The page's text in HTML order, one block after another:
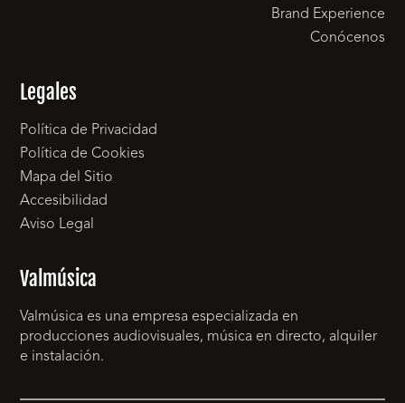
Brand Experience
Conócenos
Legales
Política de Privacidad
Política de Cookies
Mapa del Sitio
Accesibilidad
Aviso Legal
Valmúsica
Valmúsica es una empresa especializada en
producciones audiovisuales, música en directo, alquiler
e instalación.